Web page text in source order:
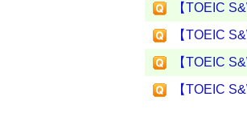
【TOEIC
【TOEIC
【TOEIC
【TOEIC